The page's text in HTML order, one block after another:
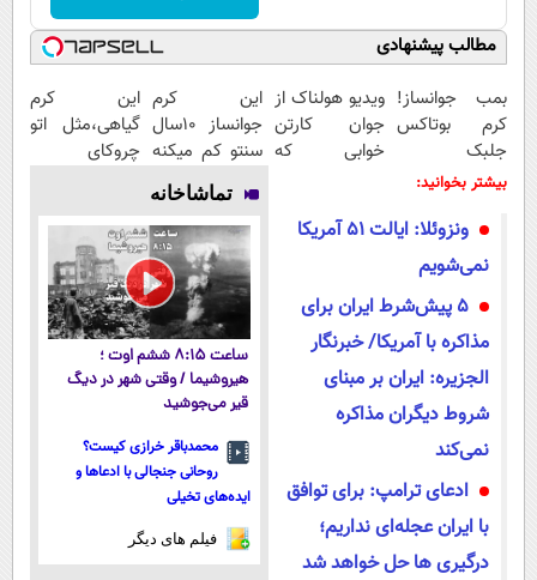
مطالب پیشنهادی
بمب جوانساز!
کرم بوتاکس
جلبک
اسپیرولینا50%تخفیف
ویدیو هولناک از
جوان کارتن
خوابی که
این کرم
جوانساز 10سال
سنتو کم میکنه
(با تخفیف ویژه)
این کرم
گیاهی،مثل اتو
چروکای
بیشتر بخوانید:
ونزوئلا: ایالت ۵۱ آمریکا
نمی‌شویم
5 پیش‌شرط ایران برای
مذاکره با آمریکا/ خبرنگار
الجزیره:‌ ایران بر مبنای
شروط دیگران مذاکره
نمی‌کند
ادعای ترامپ: برای توافق
با ایران عجله‌ای نداریم؛
درگیری ها حل خواهد شد
تماشاخانه
ساعت ۸:۱۵ ششم اوت ؛
هیروشیما / وقتی شهر در دیگ
قیر می‌جوشید
محمدباقر خرازی کیست؟
روحانی جنجالی با ادعاها و
ایده‌های تخیلی
فیلم های دیگر